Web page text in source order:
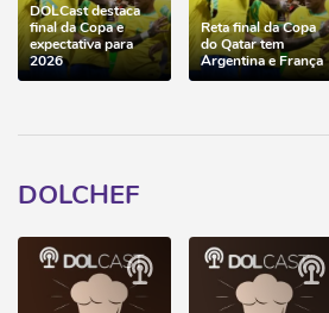
DOLCast destaca
final da Copa e
expectativa para
2026
Reta final da Copa
do Qatar tem
Argentina e França
DOLCHEF